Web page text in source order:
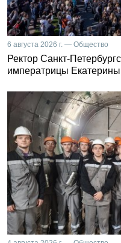
6 августа 2026 г. — Общество
Ректор Санкт-
императрицы Екатерины